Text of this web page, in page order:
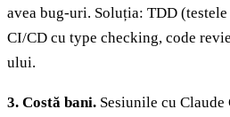
avea bug-uri. Soluția: TDD (testele
CI/CD cu type checking, code
ului.
3. Costă bani. Sesiunile cu